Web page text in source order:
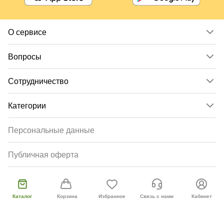
О сервисе
Вопросы
Сотрудничество
Категории
Персональные данные
Публичная оферта
Согласие пользователя
Каталог Корзина Избранное Связь с нами Кабинет